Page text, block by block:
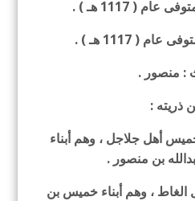
عام ( 1117 هـ ) .
عام ( 1117 هـ ) .
: منصور .
ذريته :
أهل جلاجل ، وهم أبناء
بن منصور .
، وهم أبناء خميس بن